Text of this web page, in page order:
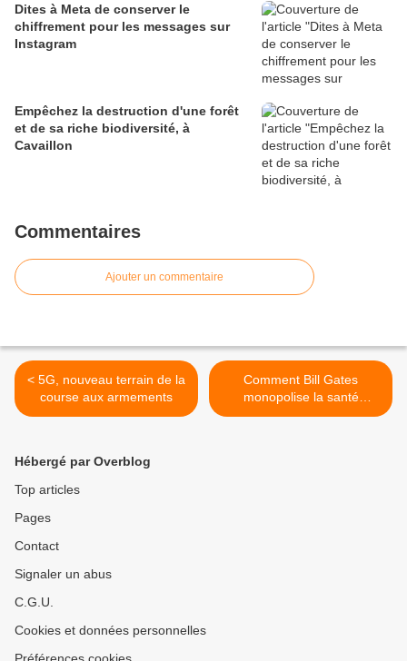
Dites à Meta de conserver le
chiffrement pour les messages sur
Instagram
Empêchez la destruction d'une forêt
et de sa riche biodiversité, à
Cavaillon
Commentaires
Ajouter un commentaire
< 5G, nouveau terrain de la
course aux armements
Comment Bill Gates
monopolise la santé
mondiale >
Hébergé par Overblog
Top articles
Pages
Contact
Signaler un abus
C.G.U.
Cookies et données personnelles